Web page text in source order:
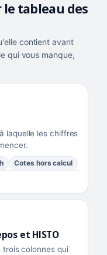
tableau des
contient avant
qui vous manque,
laquelle les chiffres
Cotes hors calcul
et HISTO
trois colonnes qui